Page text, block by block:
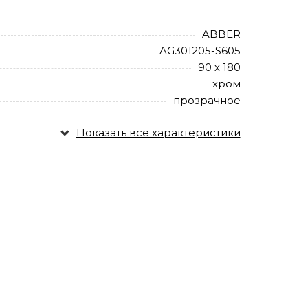
ABBER
AG301205-S605
90 х 180
хром
прозрачное
Показать все характеристики